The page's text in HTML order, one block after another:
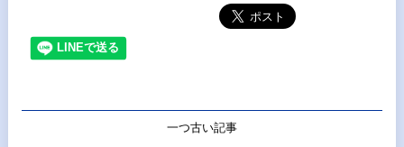
一つ古い記事